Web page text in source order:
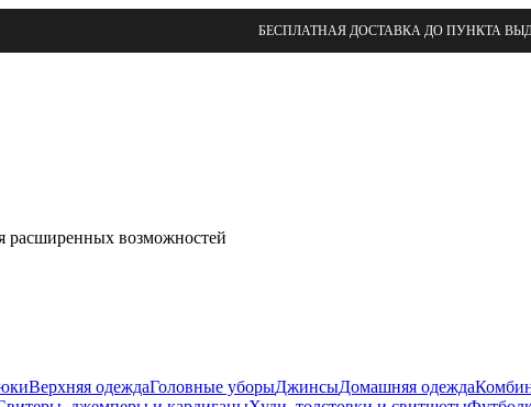
БЕСПЛАТНАЯ ДОСТАВКА ДО ПУНКТА
расширенных возможностей
Верхняя одеждаГоловные уборыДжинсыДомашняя одежда